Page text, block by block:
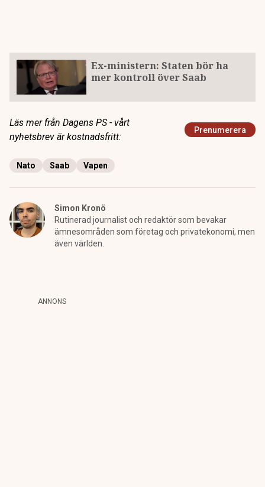
Ex-ministern: Staten bör ha
mer kontroll över Saab
Läs mer från Dagens PS - vårt
nyhetsbrev är kostnadsfritt:
Prenumerera
Nato Saab Vapen
Simon Kronö
Rutinerad journalist och redaktör som bevakar
ämnesområden som företag och privatekonomi, men
även världen.
ANNONS